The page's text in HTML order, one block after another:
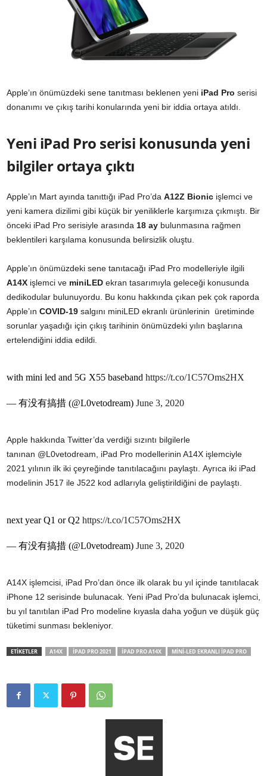
Apple’ın önümüzdeki sene tanıtması beklenen yeni iPad Pro serisi
donanımı ve çıkış tarihi konularında yeni bir iddia ortaya atıldı.
Yeni iPad Pro serisi konusunda yeni
bilgiler ortaya çıktı
Apple’ın Mart ayında tanıttığı iPad Pro’da A12Z Bionic işlemci ve
yeni kamera dizilimi gibi küçük bir yeniliklerle karşımıza çıkmıştı. Bir
önceki iPad Pro serisiyle arasında 18 ay bulunmasına rağmen
beklentileri karşılama konusunda belirsizlik oluştu.
Apple’ın önümüzdeki sene tanıtacağı iPad Pro modelleriyle ilgili
A14X işlemci ve miniLED ekran tasarımıyla geleceği konusunda
dedikodular bulunuyordu. Bu konu hakkında çıkan pek çok raporda
Apple’ın COVID-19 salgını miniLED ekranlı ürünlerinin üretiminde
sorunlar yaşadığı için çıkış tarihinin önümüzdeki yılın başlarına
ertelendiğini iddia edildi.
with mini led and 5G X55 baseband https://t.co/1C57Oms2HX
— 有没有搞措 (@L0vetodream) June 3, 2020
Apple hakkında Twitter’da verdiği sızıntı bilgilerle
tanınan @L0vetodream, iPad Pro modellerinin A14X işlemciyle
2021 yılının ilk iki çeyreğinde tanıtılacağını paylaştı. Ayrıca iki iPad
modelinin J517 ile J522 kod adlarıyla geliştirildiğini de paylaştı.
next year Q1 or Q2 https://t.co/1C57Oms2HX
— 有没有搞措 (@L0vetodream) June 3, 2020
A14X işlemcisi, iPad Pro’dan önce ilk olarak bu yıl içinde tanıtılacak
iPhone 12 serisinde bulunacak. Yeni iPad Pro’da bulunacak işlemci,
bu yıl tanıtılan iPad Pro modeline kıyasla daha yoğun ve düşük güç
tüketimi sunması bekleniyor.
ETİKETLER A14X IPAD PRO 2021 IPAD PRO A14X MINI-LED EKRANLI IPAD PRO